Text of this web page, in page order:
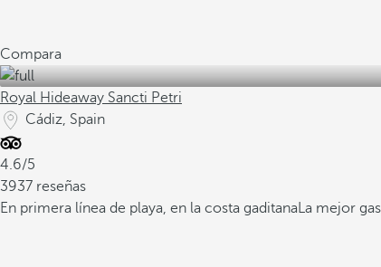
Compara
Royal Hideaway Sancti Petri
Cádiz, Spain
4.6/5
3937 reseñas
En primera línea de playa, en la costa gaditanaLa mejor